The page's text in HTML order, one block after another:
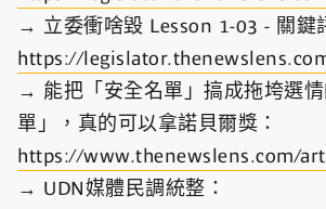
→ 立委衝啥毀 Lesson 1-03 - 關鍵
https://
→ 能把「安全名單」搞成拖垮選
單」，真的可以拿諾貝爾獎：
https://www.thenewslens.com/
→ UDN媒體民調統整：